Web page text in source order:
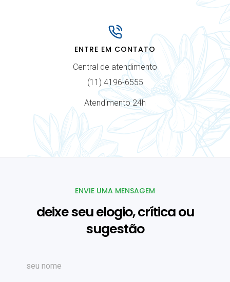
ENTRE EM CONTATO
Central de atendimento
(11) 4196-6555
Atendimento 24h
ENVIE UMA MENSAGEM
deixe seu elogio, crítica ou
sugestão